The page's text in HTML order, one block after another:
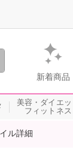
レビショッピン
新着商品
美容・ダイエッ
フィットネス
ル詳細